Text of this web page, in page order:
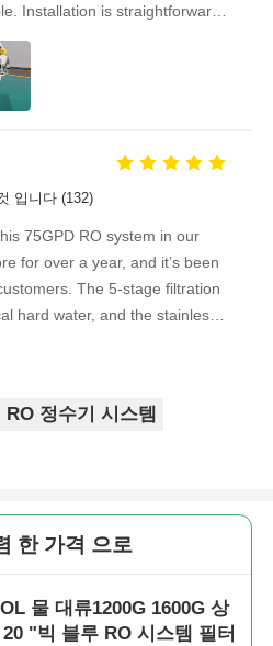
Installation is straightforward,
to replace, and the water
clients has been
positive. The supplier is great to
arrive on time, packaging is
buyer, we couldn’t be
the product and the service.
입니다 (132)
75GPD RO system in our
for over a year, and it’s been
The 5-stage filtration
hard water, and the stainless
and very few
to carry!
RO 정수기 시스템
한 가격 으로
물 대류1200G 1600G 상
"빅 블루 RO 시스템 필터